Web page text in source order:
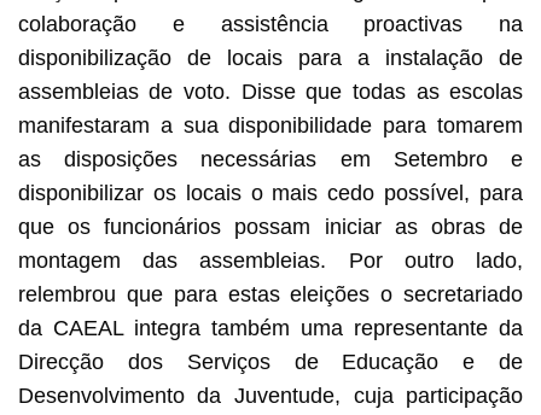
colaboração e assistência proactivas na
disponibilização de locais para a instalação de
assembleias de voto. Disse que todas as escolas
manifestaram a sua disponibilidade para tomarem
as disposições necessárias em Setembro e
disponibilizar os locais o mais cedo possível, para
que os funcionários possam iniciar as obras de
montagem das assembleias. Por outro lado,
relembrou que para estas eleições o secretariado
da CAEAL integra também uma representante da
Direcção dos Serviços de Educação e de
Desenvolvimento da Juventude, cuja participação